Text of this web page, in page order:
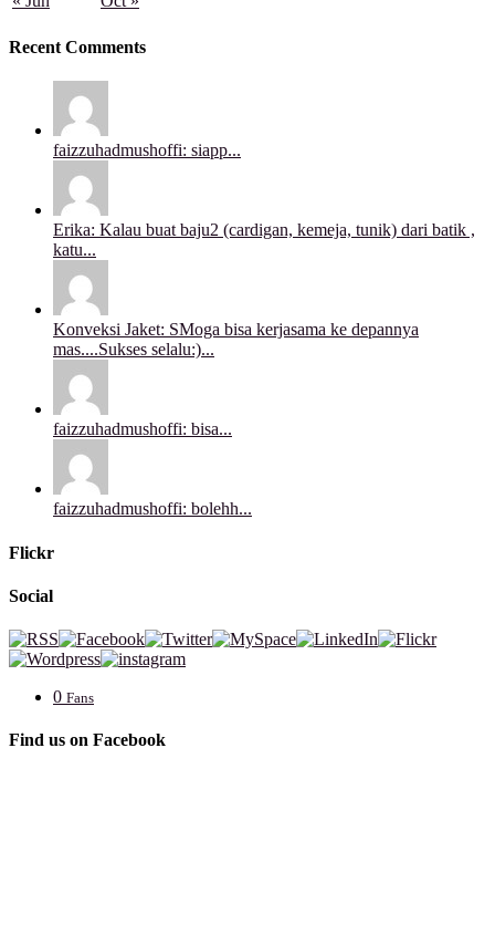
Recent Comments
faizzuhadmushoffi: siapp...
Erika: Kalau buat baju2 (cardigan, kemeja, tunik) dari batik ,
katu...
Konveksi Jaket: SMoga bisa kerjasama ke depannya
mas....Sukses selalu:)...
faizzuhadmushoffi: bisa...
faizzuhadmushoffi: bolehh...
Flickr
Social
0 Fans
Find us on Facebook